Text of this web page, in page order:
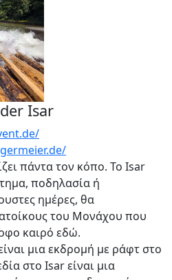
Isar
πάντα τον κόπο. Το Isar
ποδηλασία ή
ημέρες, θα
του Μονάχου που
καιρό εδώ.
μια εκδρομή με ράφτ στο
στο Isar είναι μια